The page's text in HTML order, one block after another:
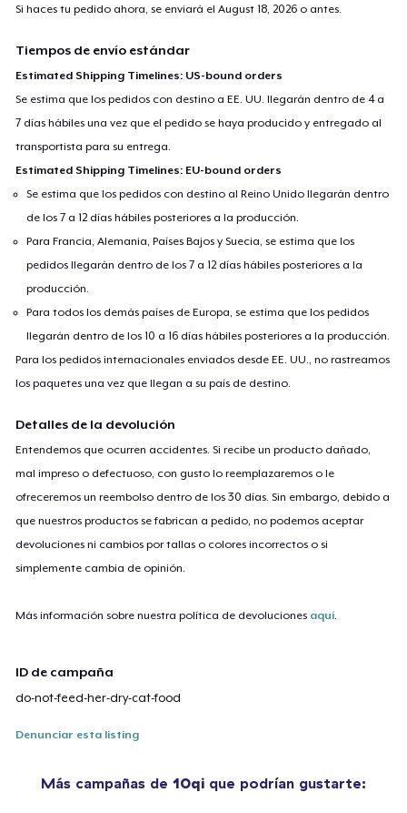
Si haces tu pedido ahora, se enviará elAugust 18, 2026 o antes.
Tiempos de envío estándar
Estimated Shipping Timelines: US-bound orders
Se estima que los pedidos con destino a EE. UU. llegarán dentro de 4 a
7 días hábiles una vez que el pedido se haya producido y entregado al
transportista para su entrega.
Estimated Shipping Timelines: EU-bound orders
Se estima que los pedidos con destino al Reino Unido llegarán dentro
de los 7 a 12 días hábiles posteriores a la producción.
Para Francia, Alemania, Países Bajos y Suecia, se estima que los
pedidos llegarán dentro de los 7 a 12 días hábiles posteriores a la
producción.
Para todos los demás países de Europa, se estima que los pedidos
llegarán dentro de los 10 a 16 días hábiles posteriores a la producción.
Para los pedidos internacionales enviados desde EE. UU., no rastreamos
los paquetes una vez que llegan a su país de destino.
Detalles de la devolución
Entendemos que ocurren accidentes. Si recibe un producto dañado,
mal impreso o defectuoso, con gusto lo reemplazaremos o le
ofreceremos un reembolso dentro de los 30 días. Sin embargo, debido a
que nuestros productos se fabrican a pedido, no podemos aceptar
devoluciones ni cambios por tallas o colores incorrectos o si
simplemente cambia de opinión.
Más información sobre nuestra política de devoluciones aquí
ID de campaña
do-not-feed-her-dry-cat-food
Denunciar esta listing
Más campañas de 10qi que podrían gustarte: